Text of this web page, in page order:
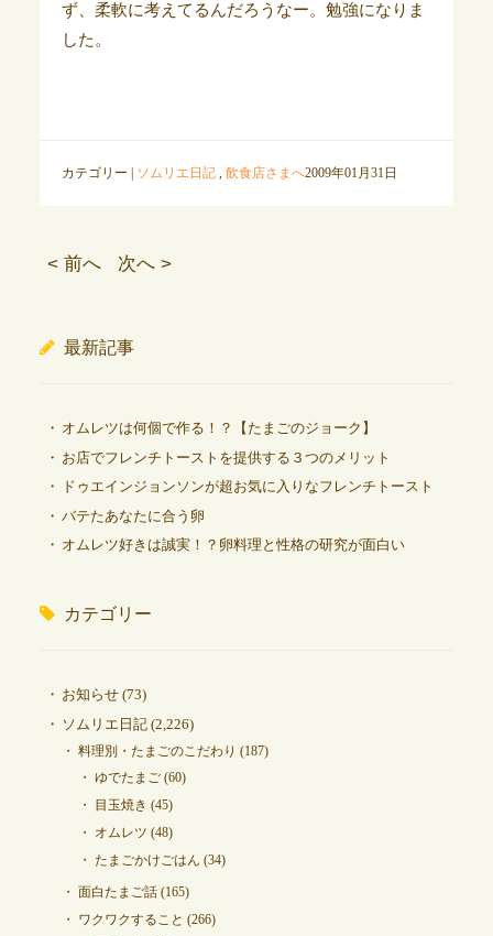
ず、柔軟に考えてるんだろうなー。勉強になりま
した。
カテゴリー | ソムリエ日記, 飲食店さまへ2009年01月31日
< 前へ 次へ >
最新記事
オムレツは何個で作る！？【たまごのジョーク】
お店でフレンチトーストを提供する３つのメリット
ドゥエインジョンソンが超お気に入りなフレンチトースト
バテたあなたに合う卵
オムレツ好きは誠実！？卵料理と性格の研究が面白い
カテゴリー
お知らせ(73)
ソムリエ日記(2,226)
料理別・たまごのこだわり (187)
ゆでたまご(60)
目玉焼き (45)
オムレツ (48)
たまごかけごはん (34)
面白たまご話(165)
ワクワクすること (266)